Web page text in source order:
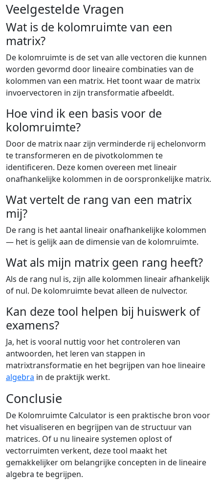
Veelgestelde Vragen
Wat is de kolomruimte van een
matrix?
De kolomruimte is de set van alle vectoren die kunnen
worden gevormd door lineaire combinaties van de
kolommen van een matrix. Het toont waar de matrix
invoervectoren in zijn transformatie afbeeldt.
Hoe vind ik een basis voor de
kolomruimte?
Door de matrix naar zijn verminderde rij echelonvorm
te transformeren en de pivotkolommen te
identificeren. Deze komen overeen met lineair
onafhankelijke kolommen in de oorspronkelijke matrix.
Wat vertelt de rang van een matrix
mij?
De rang is het aantal lineair onafhankelijke kolommen
— het is gelijk aan de dimensie van de kolomruimte.
Wat als mijn matrix geen rang heeft?
Als de rang nul is, zijn alle kolommen lineair afhankelijk
of nul. De kolomruimte bevat alleen de nulvector.
Kan deze tool helpen bij huiswerk of
examens?
Ja, het is vooral nuttig voor het controleren van
antwoorden, het leren van stappen in
matrixtransformatie en het begrijpen van hoe lineaire
algebra in de praktijk werkt.
Conclusie
De Kolomruimte Calculator is een praktische bron voor
het visualiseren en begrijpen van de structuur van
matrices. Of u nu lineaire systemen oplost of
vectorruimten verkent, deze tool maakt het
gemakkelijker om belangrijke concepten in de lineaire
algebra te begrijpen.